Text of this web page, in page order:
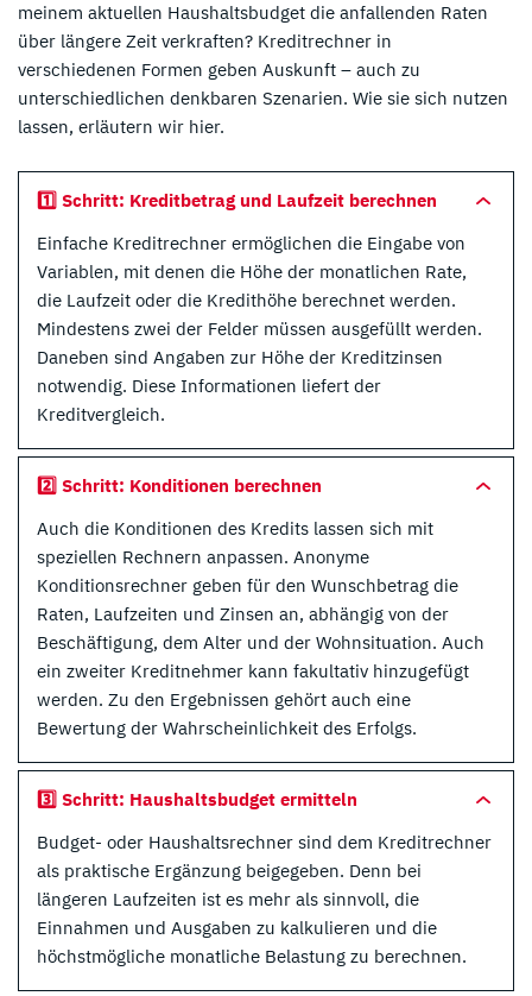
meinem aktuellen Haushaltsbudget die anfallenden Raten
über längere Zeit verkraften? Kreditrechner in
verschiedenen Formen geben Auskunft – auch zu
unterschiedlichen denkbaren Szenarien. Wie sie sich nutzen
lassen, erläutern wir hier.
1️⃣ Schritt: Kreditbetrag und Laufzeit berechnen
Einfache Kreditrechner ermöglichen die Eingabe von
Variablen, mit denen die Höhe der monatlichen Rate,
die Laufzeit oder die Kredithöhe berechnet werden.
Mindestens zwei der Felder müssen ausgefüllt werden.
Daneben sind Angaben zur Höhe der Kreditzinsen
notwendig. Diese Informationen liefert der
Kreditvergleich.
2️⃣ Schritt: Konditionen berechnen
Auch die Konditionen des Kredits lassen sich mit
speziellen Rechnern anpassen. Anonyme
Konditionsrechner geben für den Wunschbetrag die
Raten, Laufzeiten und Zinsen an, abhängig von der
Beschäftigung, dem Alter und der Wohnsituation. Auch
ein zweiter Kreditnehmer kann fakultativ hinzugefügt
werden. Zu den Ergebnissen gehört auch eine
Bewertung der Wahrscheinlichkeit des Erfolgs.
3️⃣ Schritt: Haushaltsbudget ermitteln
Budget- oder Haushaltsrechner sind dem Kreditrechner
als praktische Ergänzung beigegeben. Denn bei
längeren Laufzeiten ist es mehr als sinnvoll, die
Einnahmen und Ausgaben zu kalkulieren und die
höchstmögliche monatliche Belastung zu berechnen.